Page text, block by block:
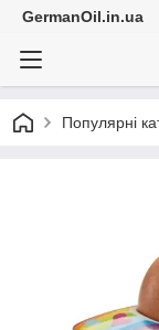
GermanOil.in.ua
Популярні